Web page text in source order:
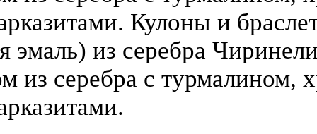
Кулоны и
эмаль) из серебра
из серебра с турмалином,